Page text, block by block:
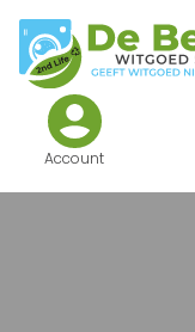
Account